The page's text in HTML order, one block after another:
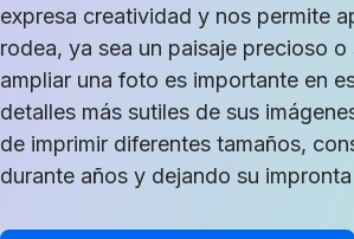
expresa creatividad y nos permite
rodea, ya sea un paisaje precioso
ampliar una foto es importante en
detalles más sutiles de sus
de imprimir diferentes tamaños,
durante años y dejando su